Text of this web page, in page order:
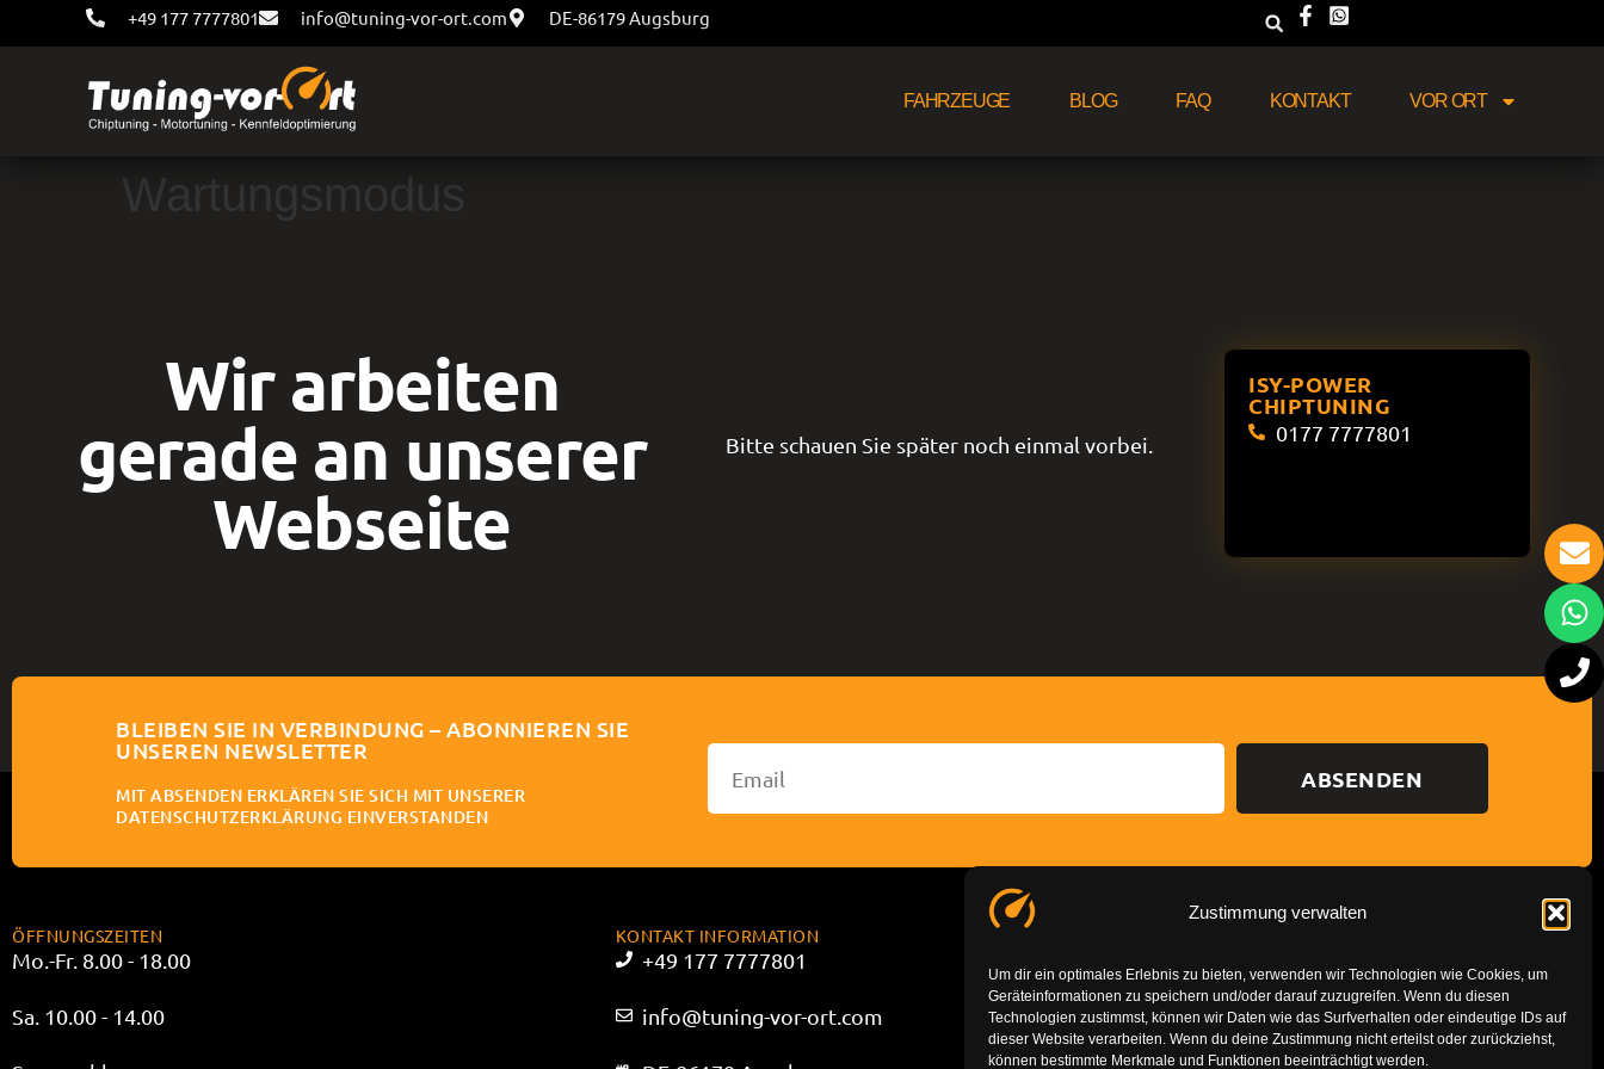
Zustimmung verwalten
Um dir ein optimales Erlebnis zu bieten, verwenden wir Technologien wie Cookies, um
Geräteinformationen zu speichern und/oder darauf zuzugreifen. Wenn du diesen
Technologien zustimmst, können wir Daten wie das Surfverhalten oder eindeutige IDs auf
dieser Website verarbeiten. Wenn du deine Zustimmung nicht erteilst oder zurückziehst,
können bestimmte Merkmale und Funktionen beeinträchtigt werden.
+49 177 7777801 info@tuning-vor-ort.com DE-86179 Augsburg
FAHRZEUGE BLOG FAQ KONTAKT VOR ORT
Wartungsmodus
Wir arbeiten
gerade an unserer
Webseite
Bitte schauen Sie später noch einmal vorbei.
ISY-POWER
CHIPTUNING
0177 7777801
BLEIBEN SIE IN VERBINDUNG – ABONNIEREN SIE
UNSEREN NEWSLETTER
MIT ABSENDEN ERKLÄREN SIE SICH MIT UNSERER
DATENSCHUTZERKLÄRUNG EINVERSTANDEN
ABSENDEN
ÖFFNUNGSZEITEN
Mo.-Fr. 8.00 - 18.00
Sa. 10.00 - 14.00
KONTAKT INFORMATION
+49 177 7777801
info@tuning-vor-ort.com